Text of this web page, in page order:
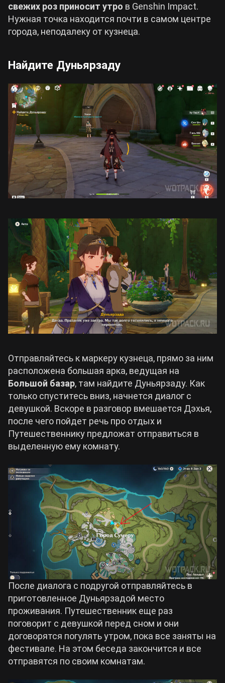
свежих роз приносит утро в Genshin Impact.
Нужная точка находится почти в самом центре
города, неподалеку от кузнеца.
Найдите Дуньярзаду
Отправляйтесь к маркеру кузнеца, прямо за ним
расположена большая арка, ведущая на
Большой базар, там найдите Дуньярзаду. Как
только спуститесь вниз, начнется диалог с
девушкой. Вскоре в разговор вмешается Дэхья,
после чего пойдет речь про отдых и
Путешественнику предложат отправиться в
выделенную ему комнату.
После диалога с подругой отправляйтесь в
приготовленное Дуньярзадой место
проживания. Путешественник еще раз
поговорит с девушкой перед сном и они
договорятся погулять утром, пока все заняты на
фестивале. На этом беседа закончится и все
отправятся по своим комнатам.